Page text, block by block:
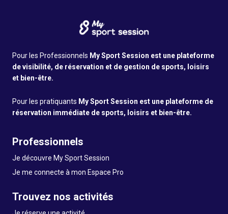
Pour les Professionnels My Sport Session est une plateforme
de visibilité, de réservation et de gestion de sports, loisirs
et bien-être.
Pour les pratiquants My Sport Session est une plateforme de
réservation immédiate de sports, loisirs et bien-être.
Professionnels
Je découvre My Sport Session
Je me connecte à mon Espace Pro
Trouvez nos activités